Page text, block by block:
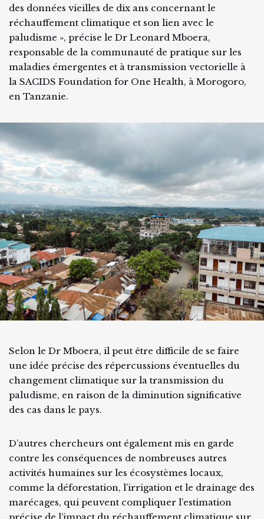
des données vieilles de dix ans concernant le
réchauffement climatique et son lien avec le
paludisme », précise le Dr Leonard Mboera,
responsable de la communauté de pratique sur les
maladies émergentes et à transmission vectorielle à
la SACIDS Foundation for One Health, à Morogoro,
en Tanzanie.
Selon le Dr Mboera, il peut être difficile de se faire
une idée précise des répercussions éventuelles du
changement climatique sur la transmission du
paludisme, en raison de la diminution significative
des cas dans le pays.
D’autres chercheurs ont également mis en garde
contre les conséquences de nombreuses autres
activités humaines sur les écosystèmes locaux,
comme la déforestation, l’irrigation et le drainage des
marécages, qui peuvent compliquer l’estimation
précise de l’impact du réchauffement climatique sur